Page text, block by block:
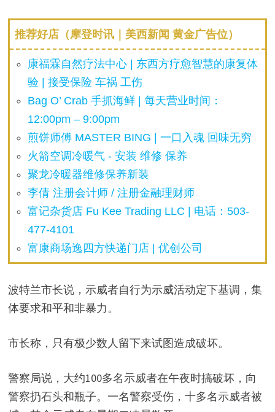
推荐好店（摩登时讯｜美西新闻 黄金广告位）
康福霖自然疗法中心 | 东西方疗愈智慧的康复体
验 | 接受保险 车祸 工伤
Bag O’ Crab 手抓海鲜 | 每天营业时间：
12:00pm – 9:00pm
煎饼师傅 MASTER BING | 一口入魂 回味无穷
火箭空调冷暖气 - 安装 维修 保养
聚龙冷暖器维修保养新装
李倩 注册会计师 / 注册金融理财师
富记杂货店 Fu Kee Trading LLC | 电话：503-
477-4101
富康商场逸四方快递门店 | 优创公司
波特兰市长说，示威者自行为示威活动定下基调，集
体要求和平和非暴力。
市长称，只有极少数人留下来试图造成破坏。
警察局说，大约100多名示威者在午夜时搞破坏，向
警察扔石头和瓶子。一名警察受伤，十多名示威者被